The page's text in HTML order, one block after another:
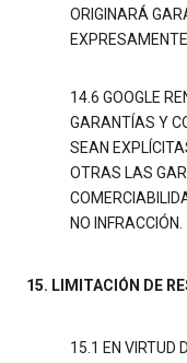
ORIGINARÁ
14.6 GOOGLE
GARANTÍAS Y
SEAN
OTRAS LAS
NO INFRACCIÓN.
15. LIMITACIÓN DE
15.1 EN VIRTUD